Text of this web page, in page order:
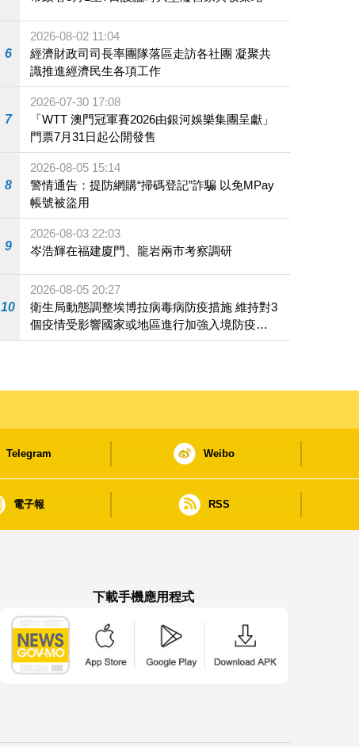
6
2026-08-02 11:04
經濟財政司司長率團隊落區走訪各社團 凝聚共
識推進經濟民生各項工作
7
2026-07-30 17:08
「WTT 澳門冠軍賽2026由銀河娛樂集團呈獻」
門票7月31日起公開發售
8
2026-08-05 15:14
警情通告：提防網購“掃碼登記”詐騙 以免MPay
帳號被盜用
9
2026-08-03 22:03
岑浩輝在福建廈門、龍岩兩市考察調研
10
2026-08-05 20:27
衛生局動態調整埃博拉病毒病防疫措施 維持對3
個疫情受影響國家或地區進行加強入境防疫措
施
Telegram Weibo
電子報 RSS
下載手機應用程式